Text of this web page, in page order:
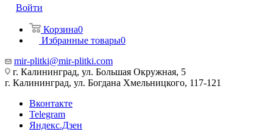
Войти
Корзина0
Избранные товары0
mir-plitki@mir-plitki.com
г. Калининград, ул. Большая Окружная, 5
г. Калининград, ул. Богдана Хмельницкого, 117-121
Вконтакте
Telegram
Яндекс.Дзен